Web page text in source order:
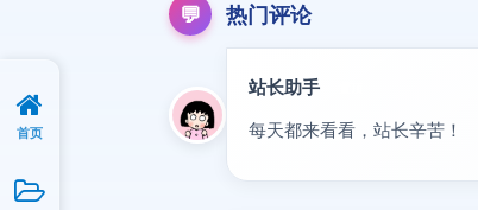
💬 热门评论
站长助手
每天都来看看，站长辛苦！
首页